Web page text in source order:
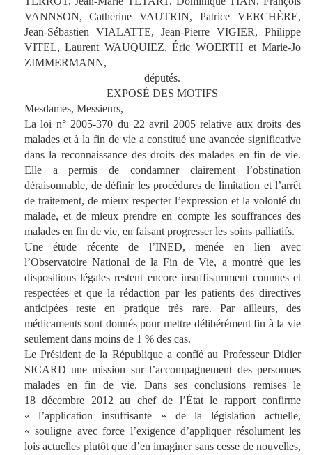
VANNSON, Catherine VAUTRIN, Patrice VERCHÈRE,
Jean-Sébastien VIALATTE, Jean-Pierre VIGIER, Philippe
VITEL, Laurent WAUQUIEZ, Éric WOERTH et Marie-Jo
ZIMMERMANN,
députés.
EXPOSÉ DES MOTIFS
Mesdames, Messieurs,
La loi n° 2005-370 du 22 avril 2005 relative aux droits des
malades et à la fin de vie a constitué une avancée significative
dans la reconnaissance des droits des malades en fin de vie.
Elle a permis de condamner clairement l’obstination
déraisonnable, de définir les procédures de limitation et l’arrêt
de traitement, de mieux respecter l’expression et la volonté du
malade, et de mieux prendre en compte les souffrances des
malades en fin de vie, en faisant progresser les soins palliatifs.
Une étude récente de l’INED, menée en lien avec
l’Observatoire National de la Fin de Vie, a montré que les
dispositions légales restent encore insuffisamment connues et
respectées et que la rédaction par les patients des directives
anticipées reste en pratique très rare. Par ailleurs, des
médicaments sont donnés pour mettre délibérément fin à la vie
seulement dans moins de 1 % des cas.
Le Président de la République a confié au Professeur Didier
SICARD une mission sur l’accompagnement des personnes
malades en fin de vie. Dans ses conclusions remises le
18 décembre 2012 au chef de l’État le rapport confirme
« l’application insuffisante » de la législation actuelle,
« souligne avec force l’exigence d’appliquer résolument les
lois actuelles plutôt que d’en imaginer sans cesse de nouvelles,